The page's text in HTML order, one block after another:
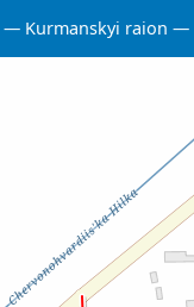
Kurmanskyi raion